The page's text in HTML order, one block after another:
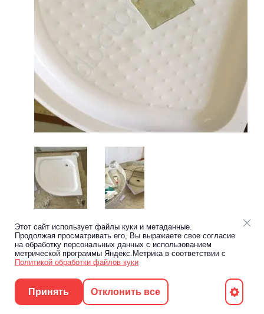
Предыдущее Следующее
Вернуться в галерею
Этот сайт использует файлы куки и метаданные.
Продолжая просматривать его, Вы выражаете свое согласие
на обработку персональных данных с использованием
метрической программы Яндекс.Метрика в соответствии с
Политикой обработки файлов куки
Принять Отклонить все